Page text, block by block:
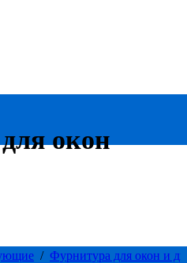
окон
/ Фурнитура для окон и